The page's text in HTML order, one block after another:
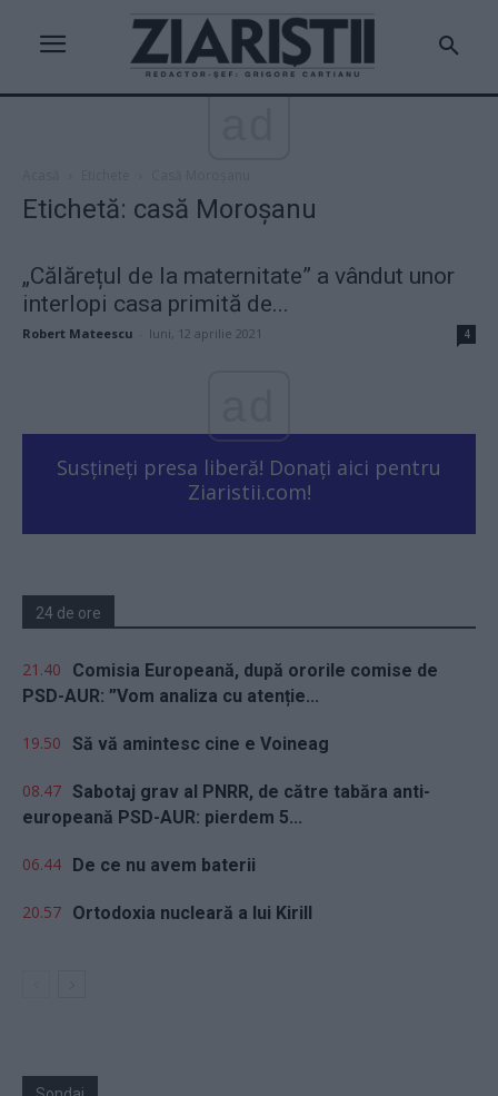
Etichetă: casă Moroșanu
„Călărețul de la maternitate” a vândut unor
interlopi casa primită de...
Robert Mateescu luni, 12 aprilie 2021 4
Susțineți presa liberă! Donați aici pentru
Ziaristii.com!
24 de ore
21.40
Comisia Europeană, după ororile comise de
PSD-AUR: ”Vom analiza cu atenție...
19.50 Să vă amintesc cine e Voineag
08.47 Sabotaj grav al PNRR, de către tabăra anti-
europeană PSD-AUR: pierdem 5...
06.44 De ce nu avem baterii
20.57 Ortodoxia nucleară a lui Kirill